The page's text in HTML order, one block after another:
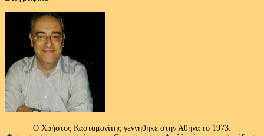
Ο Χρήστος Κασταμονίτης γεννήθηκε στην Αθήνα το 1973.